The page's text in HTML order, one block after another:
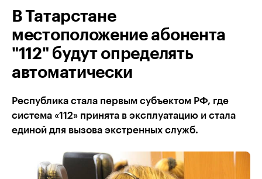
В Татарстане
местоположение абонента
"112" будут определять
автоматически
Республика стала первым субъектом РФ, где
система «112» принята в эксплуатацию и стала
единой для вызова экстренных служб.